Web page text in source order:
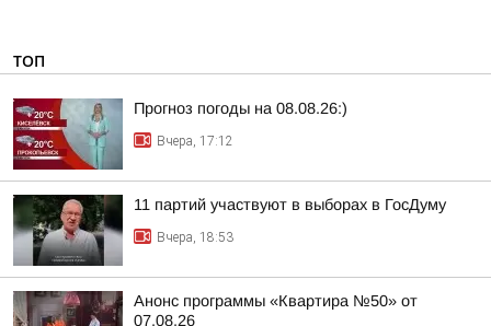
ТОП
Прогноз погоды на 08.08.26:)
Вчера, 17:12
11 партий участвуют в выборах в ГосДуму
Вчера, 18:53
Анонс программы «Квартира №50» от
07.08.26